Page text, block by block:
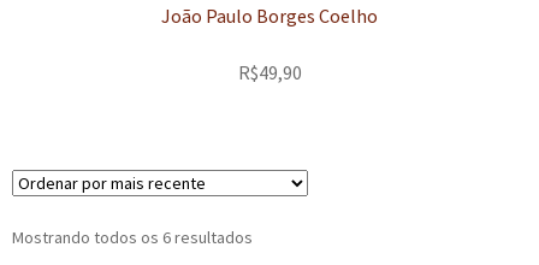
João Paulo Borges Coelho
R$49,90
Mostrando todos os 6 resultados